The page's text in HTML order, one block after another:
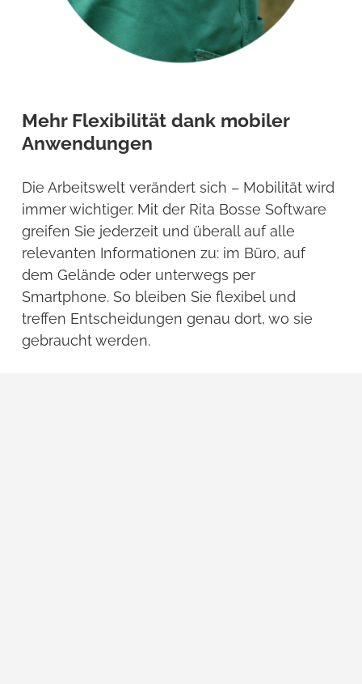
Mehr Flexibilität dank mobiler
Anwendungen
Die Arbeitswelt verändert sich – Mobilität wird
immer wichtiger. Mit der Rita Bosse Software
greifen Sie jederzeit und überall auf alle
relevanten Informationen zu: im Büro, auf
dem Gelände oder unterwegs per
Smartphone. So bleiben Sie flexibel und
treffen Entscheidungen genau dort, wo sie
gebraucht werden.